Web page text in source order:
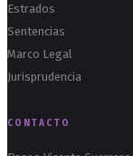
Estrados
Sentencias
Marco Legal
Jurisprudencia
CONTACTO